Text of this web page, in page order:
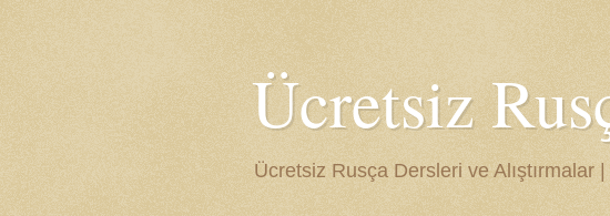
Ücretsiz
Ücretsiz Rusça Dersleri ve Alıştırmalar